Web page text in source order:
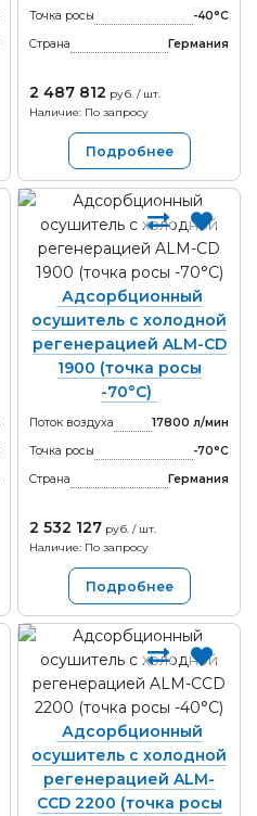
Точка росы
-40°С
Страна
Германия
2 487 812 руб. / шт.
Наличие: По запросу
Подробнее
Адсорбционный
осушитель с холодной
регенерацией ALM-CD
1900 (точка росы
-70°С)
Поток воздуха
17800 л/мин
Точка росы
-70°С
Страна
Германия
2 532 127 руб. / шт.
Наличие: По запросу
Подробнее
Адсорбционный
осушитель с холодной
регенерацией ALM-
CCD 2200 (точка росы